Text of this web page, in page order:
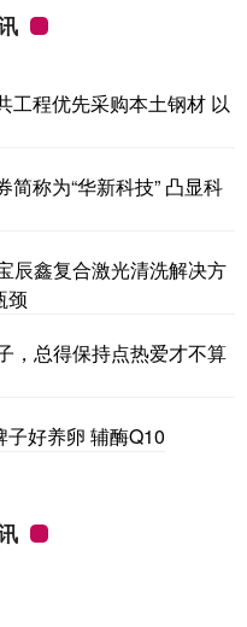
工程优先采购本土钢材 以
称为“华新科技” 凸显科
辰鑫复合激光清洗解决方
颈
，总得保持点热爱才不算
好养卵 辅酶Q10